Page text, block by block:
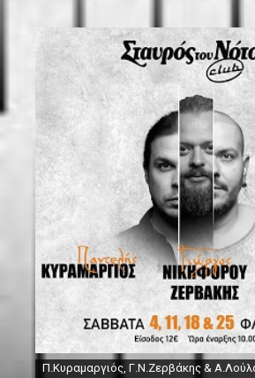
Π.Κυραμαργιός, Γ.Ν.Ζερβάκης &